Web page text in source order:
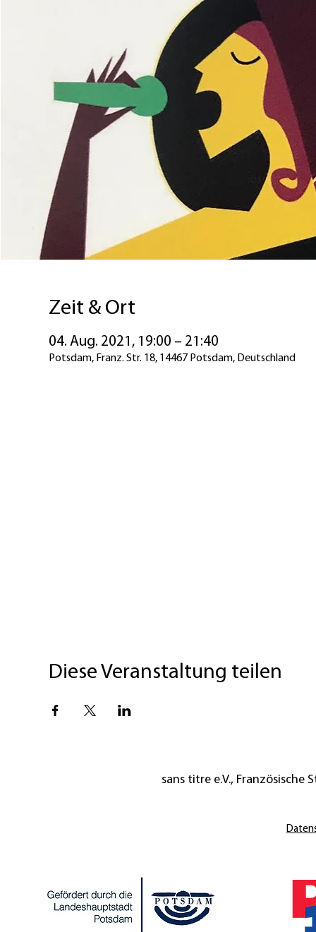
Zeit & Ort
04. Aug. 2021, 19:00 – 21:40
Potsdam, Franz. Str. 18, 14467 Potsdam, Deutschland
Diese Veranstaltung teilen
sans titre e.V., Französische